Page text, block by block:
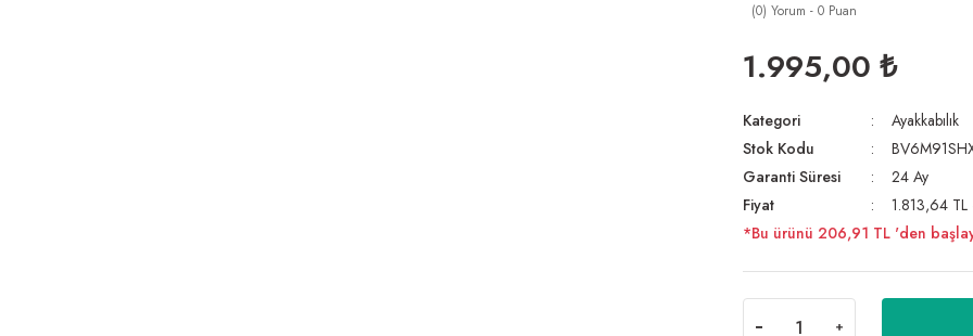
(0) Yorum - 0 Puan
1.995,00 ₺
Kategori
Ayakkabılık
Stok Kodu
Garanti Süresi
24 Ay
Fiyat
1.813,64
*Bu ürünü 206,91 TL 'den